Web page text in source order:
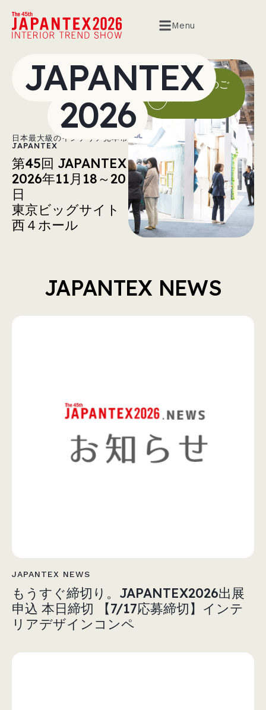
Menu
JAPANTEX
2026
日本最大級のインテリア見本市
JAPANTEX
第45回 JAPANTEX
2026年11月18～20
日
東京ビッグサイト
西４ホール
出展資料のご
JAPANTEX NEWS
JAPANTEX NEWS
もうすぐ締切り。JAPANTEX2026出展
申込 本日締切 【7/17応募締切】インテ
リアデザインコンペ